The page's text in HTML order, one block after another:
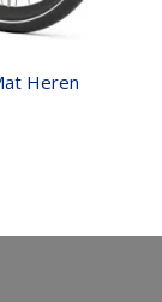
Heren